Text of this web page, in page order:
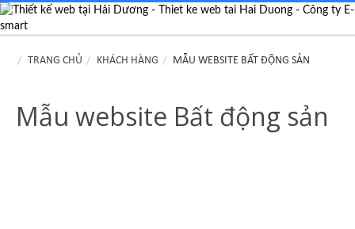
TRANG CHỦ KHÁCH HÀNG MẪU WEBSITE BẤT ĐỘNG SẢN
Mẫu website Bất động sản